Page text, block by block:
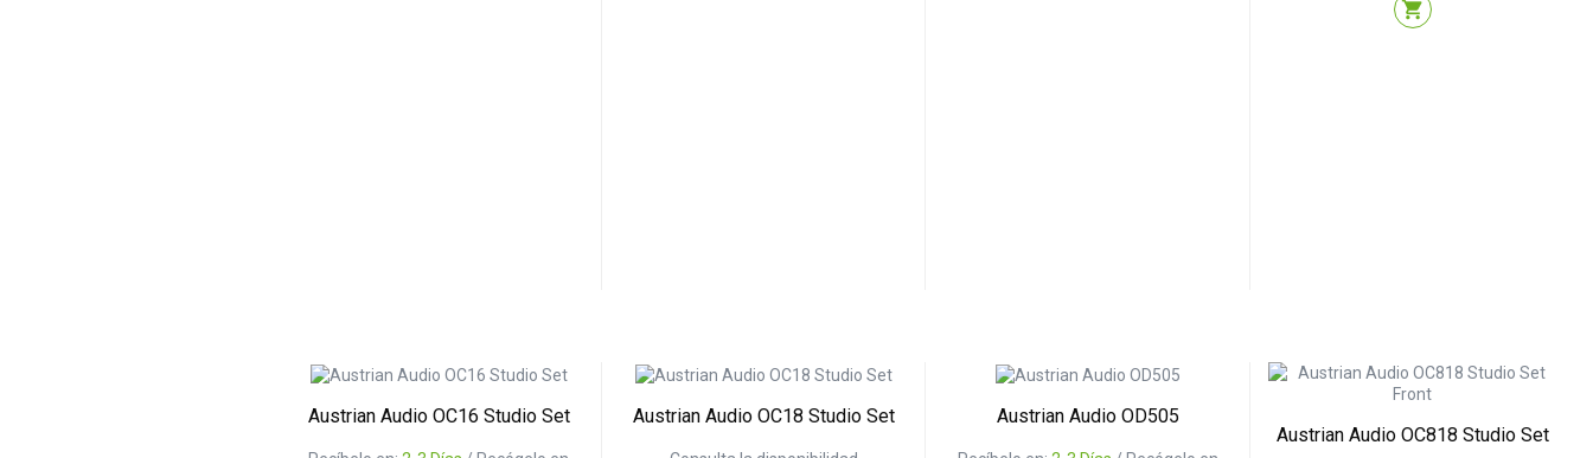
shopping_cart
Austrian Audio OC16 Studio Set Austrian Audio OC18 Studio Set Austrian Audio OD505
Austrian Audio OC818 Studio Set